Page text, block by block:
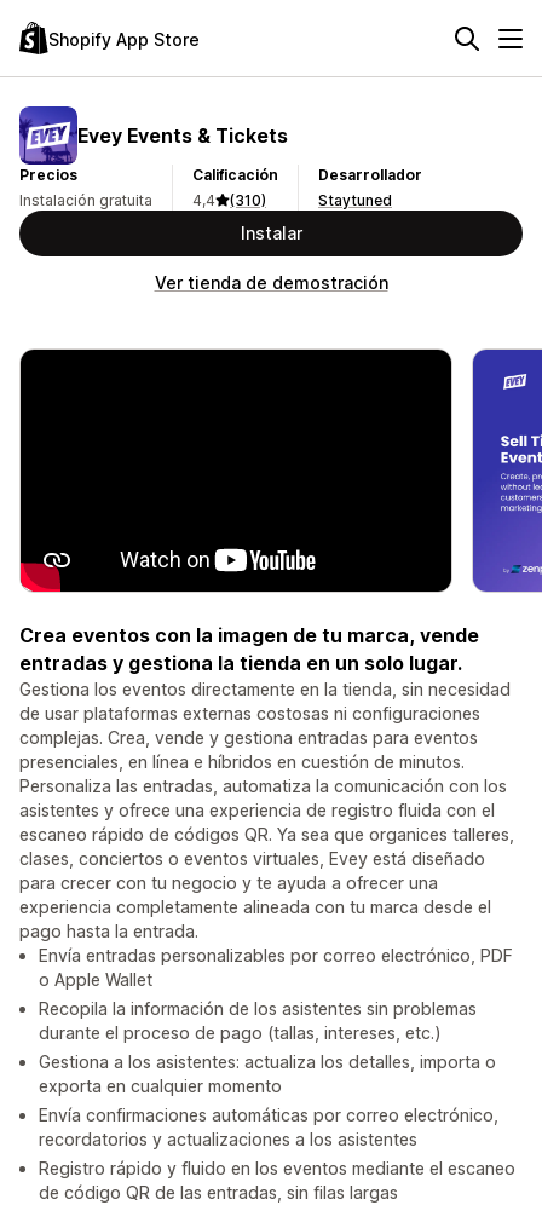
Shopify App Store
Evey Events & Tickets
Precios
Instalación gratuita
Calificación
4,4
(310)
Desarrollador
Staytuned
Instalar
Ver tienda de demostración
Crea eventos con la imagen de tu marca, vende
entradas y gestiona la tienda en un solo lugar.
Gestiona los eventos directamente en la tienda, sin necesidad
de usar plataformas externas costosas ni configuraciones
complejas. Crea, vende y gestiona entradas para eventos
presenciales, en línea e híbridos en cuestión de minutos.
Personaliza las entradas, automatiza la comunicación con los
asistentes y ofrece una experiencia de registro fluida con el
escaneo rápido de códigos QR. Ya sea que organices talleres,
clases, conciertos o eventos virtuales, Evey está diseñado
para crecer con tu negocio y te ayuda a ofrecer una
experiencia completamente alineada con tu marca desde el
pago hasta la entrada.
Envía entradas personalizables por correo electrónico, PDF
o Apple Wallet
Recopila la información de los asistentes sin problemas
durante el proceso de pago (tallas, intereses, etc.)
Gestiona a los asistentes: actualiza los detalles, importa o
exporta en cualquier momento
Envía confirmaciones automáticas por correo electrónico,
recordatorios y actualizaciones a los asistentes
Registro rápido y fluido en los eventos mediante el escaneo
de código QR de las entradas, sin filas largas